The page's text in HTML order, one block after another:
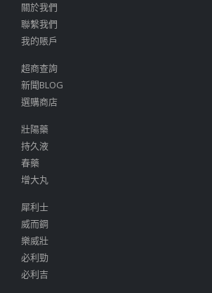
關於我們
聯繫我們
我的賬戶
超商查詢
新聞BLOG
選購商店
壯陽藥
持久液
春藥
增大丸
犀利士
威而鋼
樂威壯
必利勁
必利吉